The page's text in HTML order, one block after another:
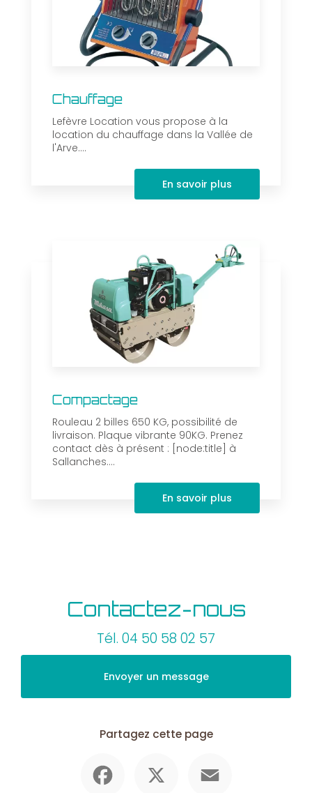
Chauffage
Lefèvre Location vous propose à la
location du chauffage dans la Vallée de
l'Arve....
En savoir plus
Compactage
Rouleau 2 billes 650 KG, possibilité de
livraison. Plaque vibrante 90KG. Prenez
contact dès à présent : [node:title] à
Sallanches....
En savoir plus
Contactez-nous
Tél. 04 50 58 02 57
Envoyer un message
Partagez cette page